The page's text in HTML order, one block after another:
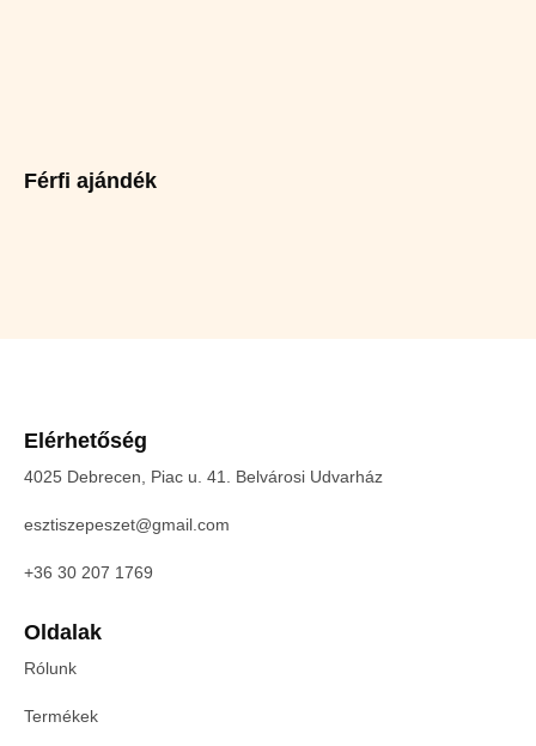
Férfi ajándék
Elérhetőség
4025 Debrecen, Piac u. 41. Belvárosi Udvarház
esztiszepeszet@gmail.com
+36 30 207 1769
Oldalak
Rólunk
Termékek